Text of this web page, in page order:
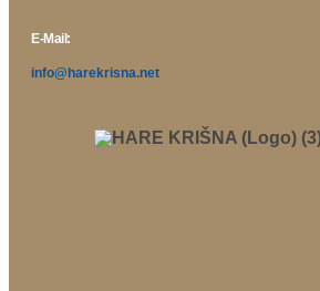
E-Mail:
info@harekrisna.net